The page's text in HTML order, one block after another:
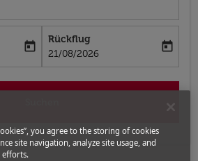
date-aria-label
today
Rückflug
fc-booking-return-date-aria-label
21/08/2026
today
you agree to the storing of cookies
site navigation, analyze site usage, and
efforts.